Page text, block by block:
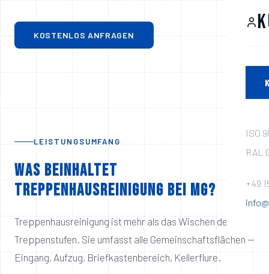
ISO
RAL
+49
KOSTENLOS ANFRAGEN
LEISTUNGSUMFANG
Was beinhaltet
Treppenhausreinigung bei MG?
Treppenhausreinigung ist mehr als das Wischen der
Treppenstufen. Sie umfasst alle Gemeinschaftsflächen —
Eingang, Aufzug, Briefkastenbereich, Kellerflure.